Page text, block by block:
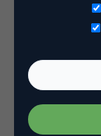
Als Belgisch
Door een
onveilig je
makkelijk
Febelfin zich